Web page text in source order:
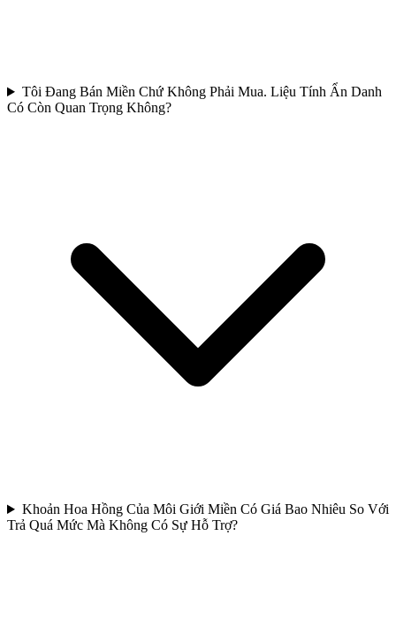
Tôi Đang Bán Miền Chứ Không Phải Mua. Liệu Tính Ẩn Danh
Có Còn Quan Trọng Không?
Khoản Hoa Hồng Của Môi Giới Miền Có Giá Bao Nhiêu So Với
Trả Quá Mức Mà Không Có Sự Hỗ Trợ?